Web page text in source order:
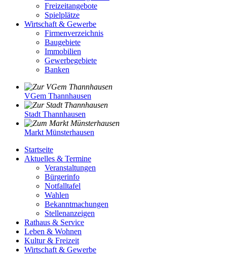
Freizeitangebote
Spielplätze
Wirtschaft & Gewerbe
Firmenverzeichnis
Baugebiete
Immobilien
Gewerbegebiete
Banken
VGem Thannhausen
Stadt Thannhausen
Markt Münsterhausen
Startseite
Aktuelles & Termine
Veranstaltungen
Bürgerinfo
Notfalltafel
Wahlen
Bekanntmachungen
Stellenanzeigen
Rathaus & Service
Leben & Wohnen
Kultur & Freizeit
Wirtschaft & Gewerbe